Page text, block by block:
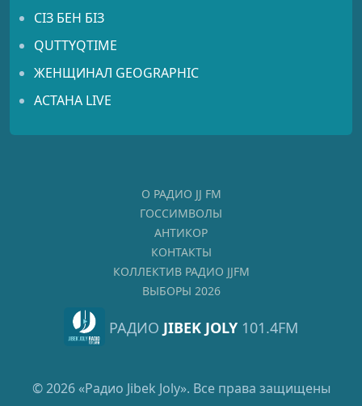
СІЗ БЕН БІЗ
QUTTYQTIME
ЖЕНЩИНАЛ GEOGRAPHIC
АСТАНА LIVE
О РАДИО JJ FM
ГОССИМВОЛЫ
АНТИКОР
КОНТАКТЫ
КОЛЛЕКТИВ РАДИО JJFM
ВЫБОРЫ 2026
РАДИО JIBEK JOLY 101.4FM
© 2026 «Радио Jibek Joly». Все права защищены